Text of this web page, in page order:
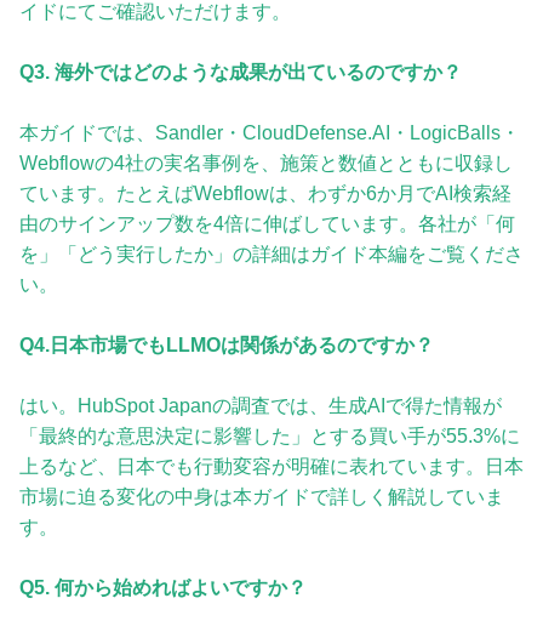
イドにてご確認いただけます。
Q3. 海外ではどのような成果が出ているのですか？
本ガイドでは、Sandler・CloudDefense.AI・LogicBalls・
Webflowの4社の実名事例を、施策と数値とともに収録し
ています。たとえばWebflowは、わずか6か月でAI検索経
由のサインアップ数を4倍に伸ばしています。各社が「何
を」「どう実行したか」の詳細はガイド本編をご覧くださ
い。
Q4.日本市場でもLLMOは関係があるのですか？
はい。HubSpot Japanの調査では、生成AIで得た情報が
「最終的な意思決定に影響した」とする買い手が55.3%に
上るなど、日本でも行動変容が明確に表れています。日本
市場に迫る変化の中身は本ガイドで詳しく解説していま
す。
Q5. 何から始めればよいですか？